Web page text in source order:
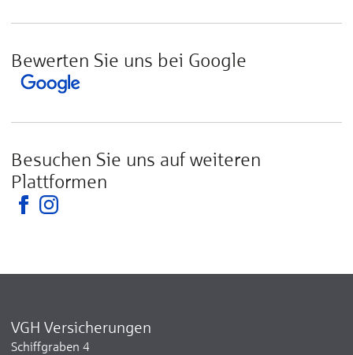
Bewerten Sie uns bei Google
Besuchen Sie uns auf weiteren
Plattformen
VGH Versicherungen
Schiffgraben 4